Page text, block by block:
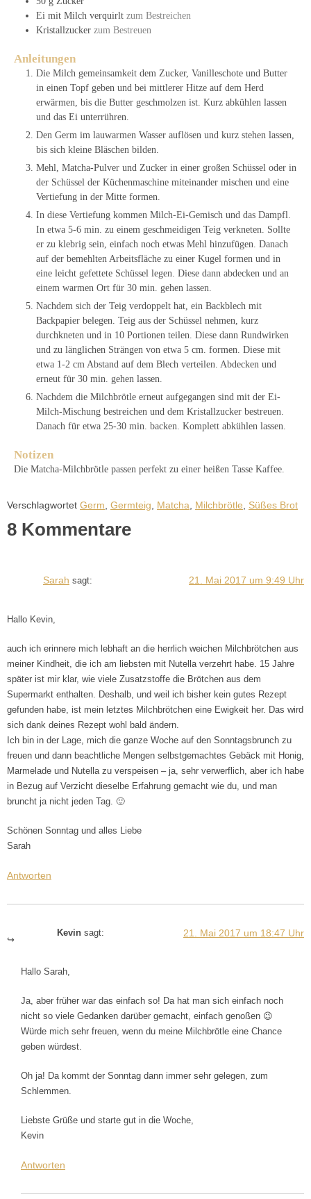
Ei mit Milch verquirlt zum Bestreichen
Kristallzucker zum Bestreuen
Anleitungen
Die Milch gemeinsamkeit dem Zucker, Vanilleschote und Butter
in einen Topf geben und bei mittlerer Hitze auf dem Herd
erwärmen, bis die Butter geschmolzen ist. Kurz abkühlen lassen
und das Ei unterrühren.
Den Germ im lauwarmen Wasser auflösen und kurz stehen lassen,
bis sich kleine Bläschen bilden.
Mehl, Matcha-Pulver und Zucker in einer großen Schüssel oder in
der Schüssel der Küchenmaschine miteinander mischen und eine
Vertiefung in der Mitte formen.
In diese Vertiefung kommen Milch-Ei-Gemisch und das Dampfl.
In etwa 5-6 min. zu einem geschmeidigen Teig verkneten. Sollte
er zu klebrig sein, einfach noch etwas Mehl hinzufügen. Danach
auf der bemehlten Arbeitsfläche zu einer Kugel formen und in
eine leicht gefettete Schüssel legen. Diese dann abdecken und an
einem warmen Ort für 30 min. gehen lassen.
Nachdem sich der Teig verdoppelt hat, ein Backblech mit
Backpapier belegen. Teig aus der Schüssel nehmen, kurz
durchkneten und in 10 Portionen teilen. Diese dann Rundwirken
und zu länglichen Strängen von etwa 5 cm. formen. Diese mit
etwa 1-2 cm Abstand auf dem Blech verteilen. Abdecken und
erneut für 30 min. gehen lassen.
Nachdem die Milchbrötle erneut aufgegangen sind mit der Ei-
Milch-Mischung bestreichen und dem Kristallzucker bestreuen.
Danach für etwa 25-30 min. backen. Komplett abkühlen lassen.
Notizen
Die Matcha-Milchbrötle passen perfekt zu einer heißen Tasse Kaffee.
Verschlagwortet Germ, Germteig, Matcha, Milchbrötle, Süßes Brot
8 Kommentare
Sarah sagt: 21. Mai 2017 um 9:49 Uhr
Hallo Kevin,
auch ich erinnere mich lebhaft an die herrlich weichen Milchbrötchen aus
meiner Kindheit, die ich am liebsten mit Nutella verzehrt habe. 15 Jahre
später ist mir klar, wie viele Zusatzstoffe die Brötchen aus dem
Supermarkt enthalten. Deshalb, und weil ich bisher kein gutes Rezept
gefunden habe, ist mein letztes Milchbrötchen eine Ewigkeit her. Das wird
sich dank deines Rezept wohl bald ändern.
Ich bin in der Lage, mich die ganze Woche auf den Sonntagsbrunch zu
freuen und dann beachtliche Mengen selbstgemachtes Gebäck mit Honig,
Marmelade und Nutella zu verspeisen – ja, sehr verwerflich, aber ich habe
in Bezug auf Verzicht dieselbe Erfahrung gemacht wie du, und man
bruncht ja nicht jeden Tag. 🙂
Schönen Sonntag und alles Liebe
Sarah
Antworten
Kevin sagt: 21. Mai 2017 um 18:47 Uhr
Hallo Sarah,
Ja, aber früher war das einfach so! Da hat man sich einfach noch
nicht so viele Gedanken darüber gemacht, einfach genoßen 😉
Würde mich sehr freuen, wenn du meine Milchbrötle eine Chance
geben würdest.
Oh ja! Da kommt der Sonntag dann immer sehr gelegen, zum
Schlemmen.
Liebste Grüße und starte gut in die Woche,
Kevin
Antworten